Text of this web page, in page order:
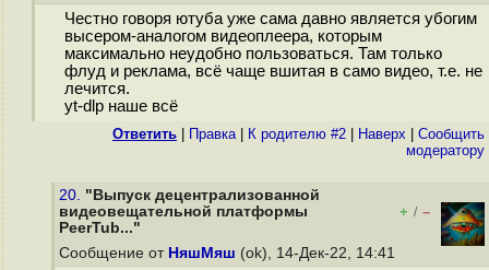
Честно говоря ютуба уже сама давно является убогим
высером-аналогом видеоплеера, которым
максимально неудобно пользоваться. Там только
флуд и реклама, всё чаще вшитая в само видео, т.е. не
лечится.
yt-dlp наше всё
Ответить Правка| К родителю #2 Наверх
Cообщить
модератору
20. "Выпуск децентрализованной
видеовещательной платформы
PeerTub..."
+ / –
Сообщение от НяшМяш (ok), 14-Дек-22, 14:41